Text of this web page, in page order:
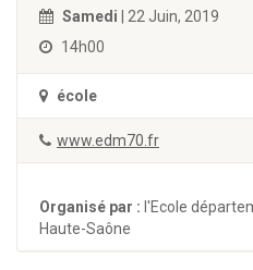
Samedi | 22 Juin, 2019
14h00
école
www.edm70.fr
Organisé par : l'Ecole
Haute-Saône